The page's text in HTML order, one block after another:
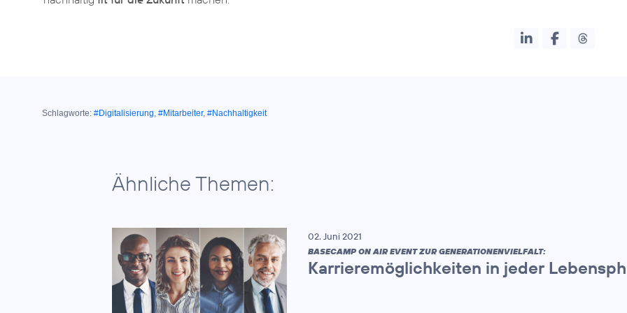
Schlagworte: #Digitalisierung, #Mitarbeiter, #Nachhaltigkeit
Ähnliche Themen:
02. Juni 2021
BASECAMP ON AIR EVENT ZUR GENERATIONENVIELFALT:
Karrieremöglichkeiten in jeder